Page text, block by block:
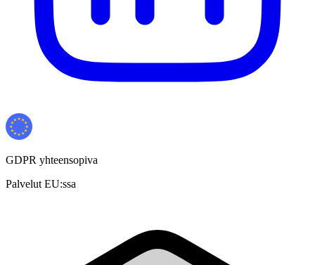
GDPR yhteensopiva
Palvelut EU:ssa